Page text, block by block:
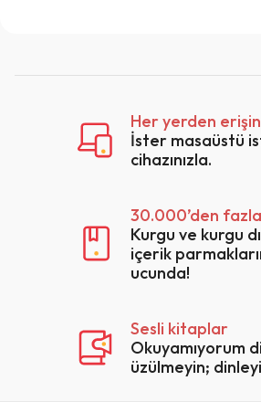
Her yerden erişin
İster masaüstü
cihazınızla.
30.000’den
Kurgu ve kurgu
içerik
ucunda!
Sesli kitaplar
Okuyamıyorum
üzülmeyin;
QR Code taraması
Sistemi kurumu ile
Tamam